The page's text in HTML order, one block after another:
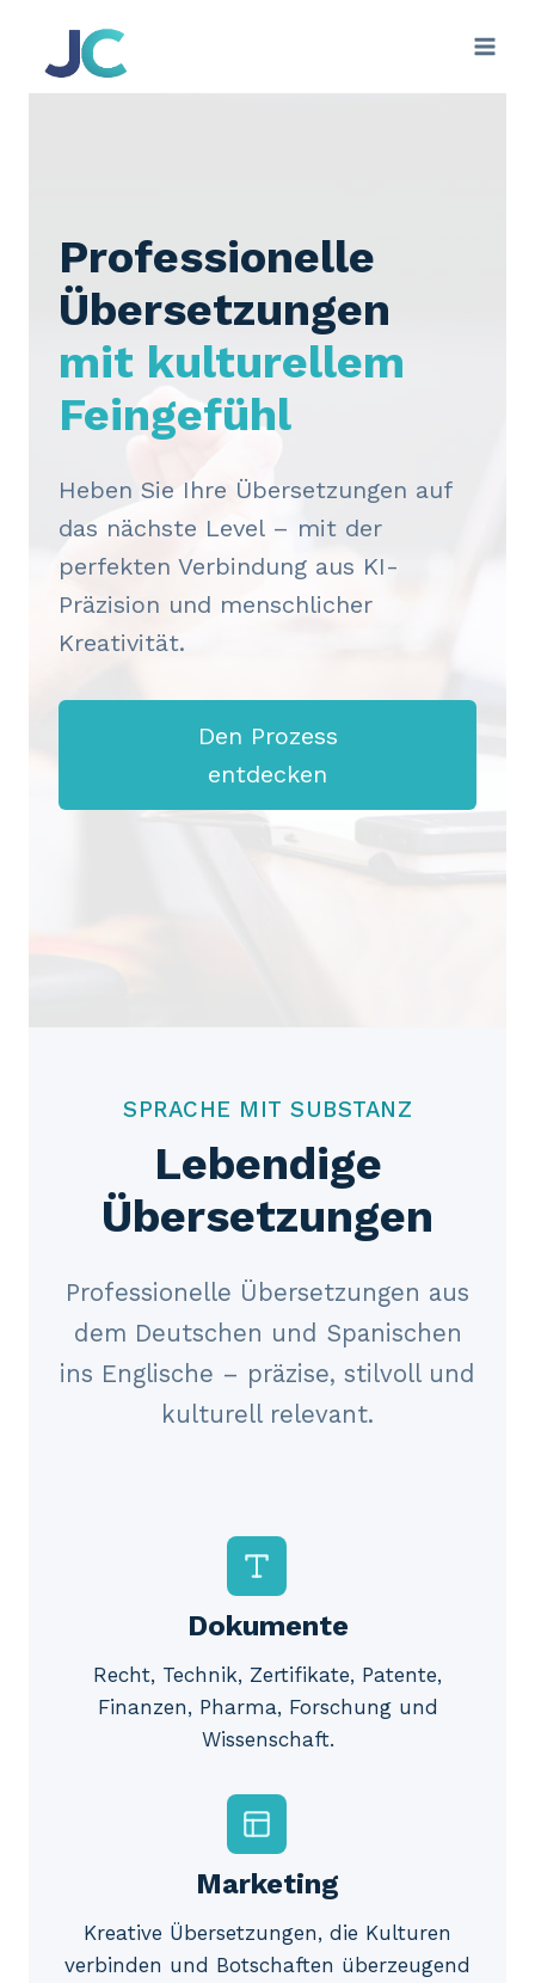
springen
Professionelle
Übersetzungen
mit kulturellem
Feingefühl
Heben Sie Ihre Übersetzungen auf
das nächste Level – mit der
perfekten Verbindung aus KI-
Präzision und menschlicher
Kreativität.
Den Prozess
entdecken
SPRACHE MIT SUBSTANZ
Lebendige
Übersetzungen
Professionelle Übersetzungen aus
dem Deutschen und Spanischen
ins Englische – präzise, stilvoll und
kulturell relevant.
Dokumente
Recht, Technik, Zertifikate, Patente,
Finanzen, Pharma, Forschung und
Wissenschaft.
Marketing
Kreative Übersetzungen, die Kulturen
verbinden und Botschaften überzeugend